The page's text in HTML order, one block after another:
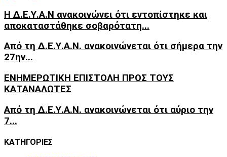
Η Δ.Ε.Υ.Α.Ν ανακοινώνει ότι εντοπίστηκε και
αποκαταστάθηκε σοβαρότατη...
Από τη Δ.Ε.Υ.Α.Ν. ανακοινώνεται ότι σήμερα την
27ην...
ΕΝΗΜΕΡΩΤΙΚΗ ΕΠΙΣΤΟΛΗ ΠΡΟΣ ΤΟΥΣ
ΚΑΤΑΝΑΛΩΤΕΣ
Από τη Δ.Ε.Υ.Α.Ν. ανακοινώνεται ότι αύριο την
7...
ΚΑΤΗΓΟΡΙΕΣ